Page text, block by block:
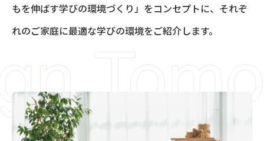
もを伸ばす学びの環境づくり」をコンセプトに、それぞ
れのご家庭に最適な学びの環境をご紹介します。